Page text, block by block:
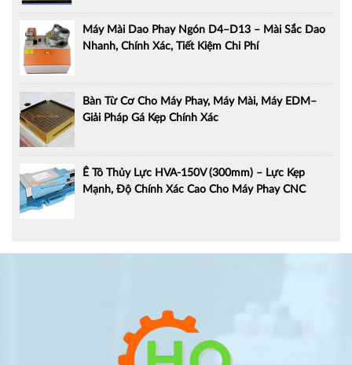
Máy Mài Dao Phay Ngón D4–D13 – Mài Sắc Dao
Nhanh, Chính Xác, Tiết Kiệm Chi Phí
Bàn Từ Cơ Cho Máy Phay, Máy Mài, Máy EDM–
Giải Pháp Gá Kẹp Chính Xác
Ê Tô Thủy Lực HVA-150V (300mm) – Lực Kẹp
Mạnh, Độ Chính Xác Cao Cho Máy Phay CNC